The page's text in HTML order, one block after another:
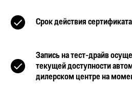
Срок действия
Запись на тест-драйв
текущей доступности
дилерском центре на